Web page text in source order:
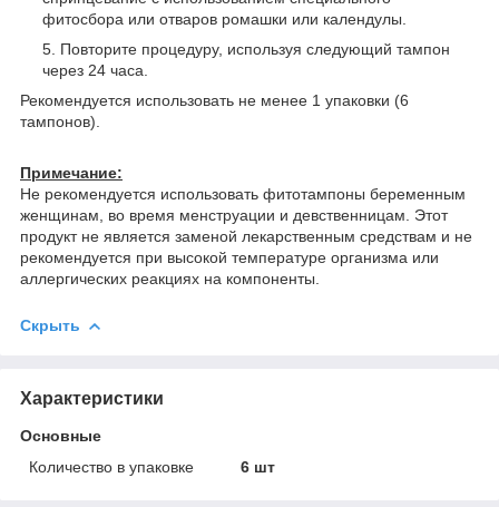
фитосбора или отваров ромашки или календулы.
Повторите процедуру, используя следующий тампон
через 24 часа.
Рекомендуется использовать не менее 1 упаковки (6
тампонов).
Примечание:
Не рекомендуется использовать фитотампоны беременным
женщинам, во время менструации и девственницам. Этот
продукт не является заменой лекарственным средствам и не
рекомендуется при высокой температуре организма или
аллергических реакциях на компоненты.
Скрыть
Характеристики
Основные
Количество в упаковке
6 шт